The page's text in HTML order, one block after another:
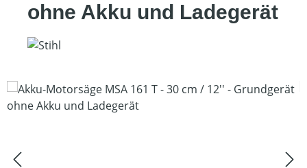
ohne Akku und Ladegerät
Bildergalerie überspringen